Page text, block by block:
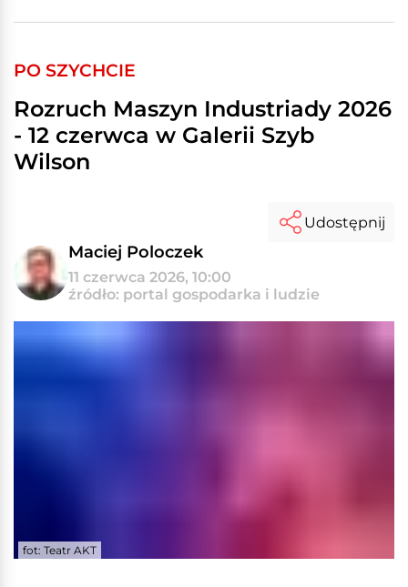
PO SZYCHCIE
Rozruch Maszyn Industriady 2026
- 12 czerwca w Galerii Szyb
Wilson
Maciej Poloczek
11 czerwca 2026, 10:00
źródło: portal gospodarka i ludzie
Udostępnij
fot: Teatr AKT